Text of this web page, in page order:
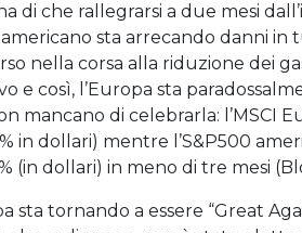
di che rallegrarsi a due mesi
americano sta arrecando danni
nella corsa alla riduzione dei
e così, l’Europa sta
mancano di celebrarla: l’MSCI
in dollari) mentre l’S&P500
(in dollari) in meno di tre mesi
sta tornando a essere “Great